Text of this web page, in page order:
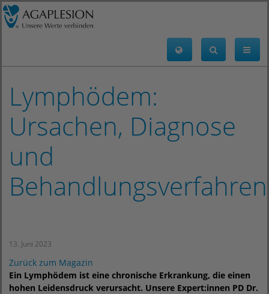
Lymphödem:
Ursachen, Diagnose
und
Behandlungsverfahren
13. Juni 2023
Zurück zum Magazin
Ein Lymphödem ist eine chronische Erkrankung, die einen
hohen Leidensdruck verursacht. Unsere Expert:innen PD Dr.